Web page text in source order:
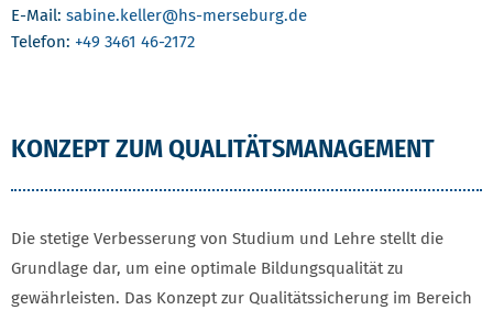
E-Mail: sabine.keller@hs-merseburg.de
Telefon: +49 3461 46-2172
KONZEPT ZUM QUALITÄTSMANAGEMENT
Die stetige Verbesserung von Studium und Lehre stellt die
Grundlage dar, um eine optimale Bildungsqualität zu
gewährleisten. Das Konzept zur Qualitätssicherung im Bereich